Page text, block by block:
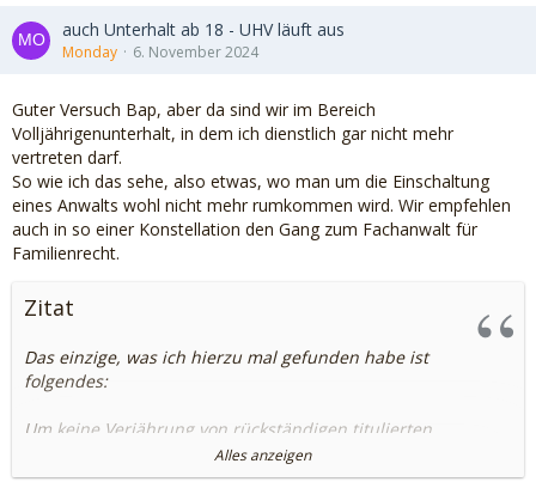
auch Unterhalt ab 18 - UHV läuft aus
Monday 6. November 2024
Guter Versuch Bap, aber da sind wir im Bereich
Volljährigenunterhalt, in dem ich dienstlich gar nicht mehr
vertreten darf.
So wie ich das sehe, also etwas, wo man um die Einschaltung
eines Anwalts wohl nicht mehr rumkommen wird. Wir empfehlen
auch in so einer Konstellation den Gang zum Fachanwalt für
Familienrecht.
Zitat
Das einzige, was ich hierzu mal gefunden habe ist
folgendes:
Um keine Verjährung von rückständigen titulierten
Unterhaltsansprüchen zu riskieren, sollten zumindest in
Abständen von etwas weniger als drei Jahren regelmäßig
Alles anzeigen